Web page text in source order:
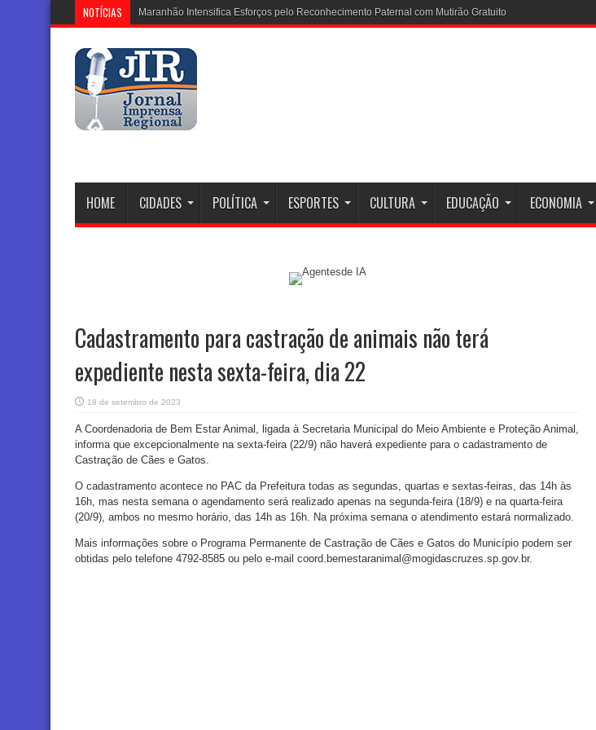
NOTÍCIAS Coletor tronco que
HOME CIDADES POLÍTICA ESPORTES CULTURA EDUCAÇÃO ECONOMIA
Cadastramento para castração de animais não terá
expediente nesta sexta-feira, dia 22
18 de setembro de 2023
A Coordenadoria de Bem Estar Animal, ligada à Secretaria Municipal do Meio Ambiente e Proteção Animal,
informa que excepcionalmente na sexta-feira (22/9) não haverá expediente para o cadastramento de
Castração de Cães e Gatos.
O cadastramento acontece no PAC da Prefeitura todas as segundas, quartas e sextas-feiras, das 14h às
16h, mas nesta semana o agendamento será realizado apenas na segunda-feira (18/9) e na quarta-feira
(20/9), ambos no mesmo horário, das 14h as 16h. Na próxima semana o atendimento estará normalizado.
Mais informações sobre o Programa Permanente de Castração de Cães e Gatos do Município podem ser
obtidas pelo telefone 4792-8585 ou pelo e-mail coord.bemestaranimal@mogidascruzes.sp.gov.br.